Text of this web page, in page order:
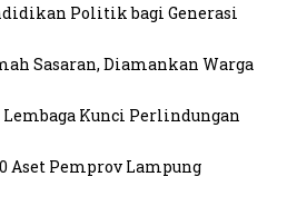
Politik bagi Generasi
Sasaran, Diamankan Warga
Kunci Perlindungan
Aset Pemprov Lampung